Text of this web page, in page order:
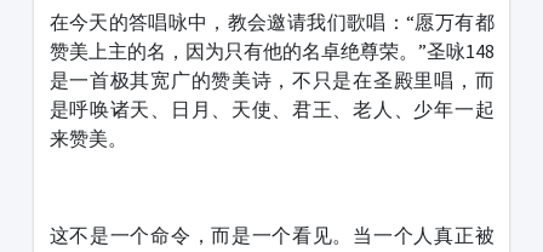
在今天的答唱咏中，教会邀请我们歌唱：“愿万有都
赞美上主的名，因为只有他的名卓绝尊荣。”圣咏148
是一首极其宽广的赞美诗，不只是在圣殿里唱，而
是呼唤诸天、日月、天使、君王、老人、少年一起
来赞美。
这不是一个命令，而是一个看见。当一个人真正被